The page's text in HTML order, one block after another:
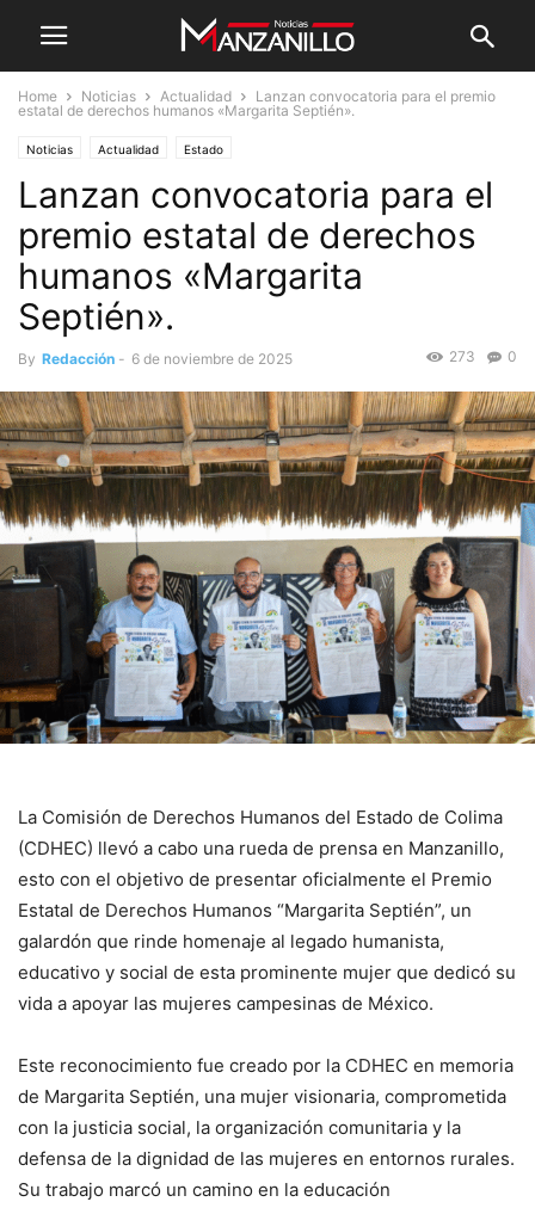
Home Noticias Actualidad
Lanzan convocatoria para el premio
estatal de derechos humanos «Margarita Septién».
Noticias Actualidad Estado
Lanzan convocatoria para el
premio estatal de derechos
humanos «Margarita
Septién».
By Redacción - 6 de noviembre de 2025 0
273
La Comisión de Derechos Humanos del Estado de Colima
(CDHEC) llevó a cabo una rueda de prensa en Manzanillo,
esto con el objetivo de presentar oficialmente el Premio
Estatal de Derechos Humanos “Margarita Septién”, un
galardón que rinde homenaje al legado humanista,
educativo y social de esta prominente mujer que dedicó su
vida a apoyar las mujeres campesinas de México.
Este reconocimiento fue creado por la CDHEC en memoria
de Margarita Septién, una mujer visionaria, comprometida
con la justicia social, la organización comunitaria y la
defensa de la dignidad de las mujeres en entornos rurales.
Su trabajo marcó un camino en la educación